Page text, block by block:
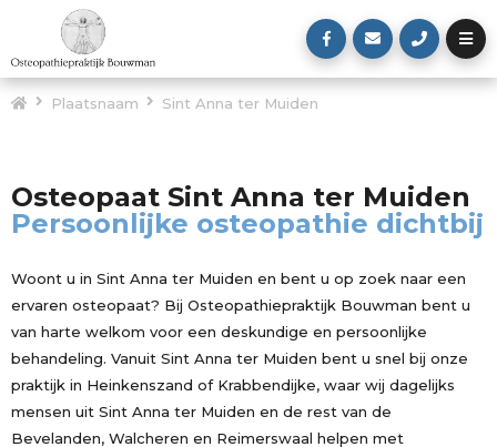
Plaatsnaam Sint Anna ter Muiden
Osteopaat Sint Anna ter Muiden
Persoonlijke osteopathie dichtbij
Woont u in Sint Anna ter Muiden en bent u op zoek naar een
ervaren osteopaat? Bij Osteopathiepraktijk Bouwman bent u
van harte welkom voor een deskundige en persoonlijke
behandeling. Vanuit Sint Anna ter Muiden bent u snel bij onze
praktijk in Heinkenszand of Krabbendijke, waar wij dagelijks
mensen uit Sint Anna ter Muiden en de rest van de
Bevelanden, Walcheren en Reimerswaal helpen met